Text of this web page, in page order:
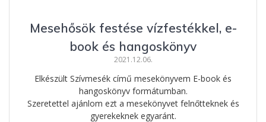
Mesehősök festése vízfestékkel, e-
book és hangoskönyv
2021.12.06.
Elkészült Szívmesék című mesekönyvem E-book és
hangoskönyv formátumban.
Szeretettel ajánlom ezt a mesekönyvet felnőtteknek és
gyerekeknek egyaránt.